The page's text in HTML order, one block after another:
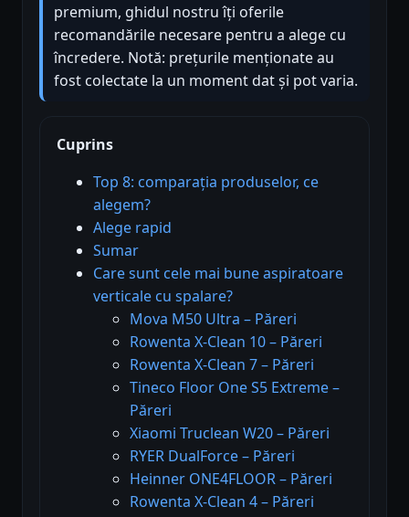
premium, ghidul nostru îți oferile
recomandările necesare pentru a alege cu
încredere. Notă: prețurile menționate au
fost colectate la un moment dat și pot varia.
Cuprins
Top 8: comparația produselor, ce
alegem?
Alege rapid
Sumar
Care sunt cele mai bune aspiratoare
verticale cu spalare?
Mova M50 Ultra – Păreri
Rowenta X-Clean 10 – Păreri
Rowenta X-Clean 7 – Păreri
Tineco Floor One S5 Extreme –
Păreri
Xiaomi Truclean W20 – Păreri
RYER DualForce – Păreri
Heinner ONE4FLOOR – Păreri
Rowenta X-Clean 4 – Păreri